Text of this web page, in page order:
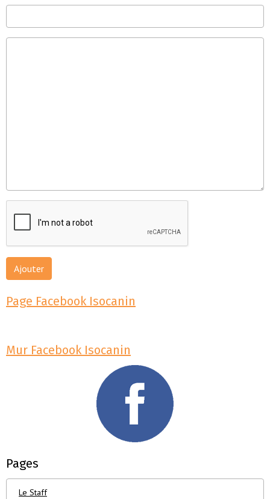
Ajouter
Page Facebook Isocanin
Mur Facebook Isocanin
Pages
Le Staff